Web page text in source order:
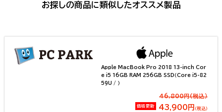
お探しの商品に類似したオススメ製品
Apple MacBook Pro 2018 13-inch Cor
e i5 16GB RAM 256GB SSD（Core i5-82
59U / ）
46,800円(税込）
価格更新 43,900円 （税込）